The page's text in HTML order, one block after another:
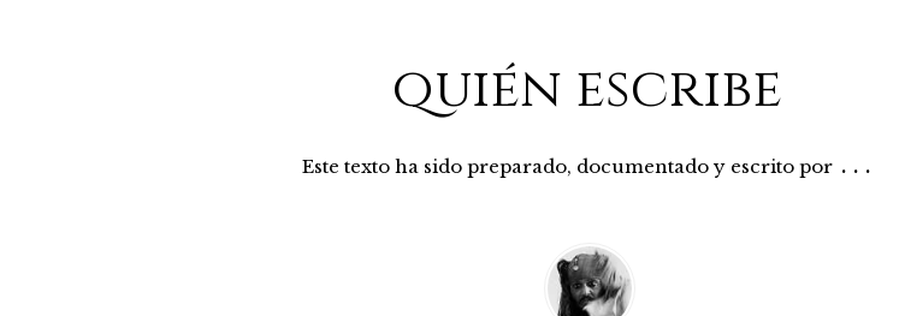
quién escribe
Este texto ha sido preparado, documentado y escrito por ...